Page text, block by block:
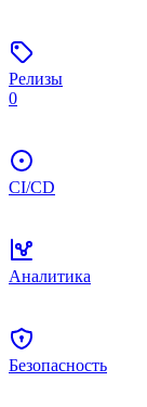
Релизы
0
CI/CD
Аналитика
Безопасность